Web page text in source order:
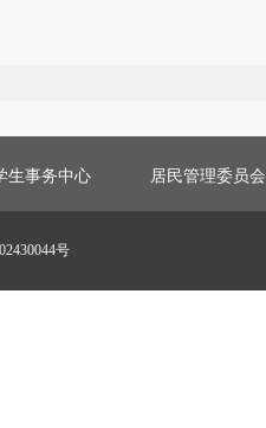
生事务中心 居民管理委员会
号